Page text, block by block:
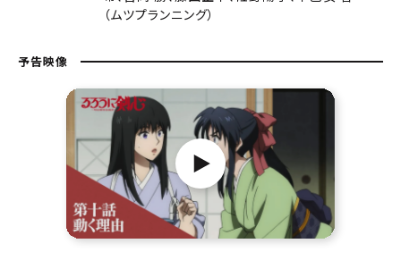
（ムツプランニング）
予告映像